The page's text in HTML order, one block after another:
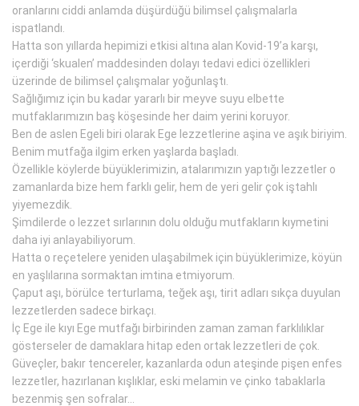
oranlarını ciddi anlamda düşürdüğü bilimsel çalışmalarla
ispatlandı.
Hatta son yıllarda hepimizi etkisi altına alan Kovid-19’a karşı,
içerdiği ‘skualen’ maddesinden dolayı tedavi edici özellikleri
üzerinde de bilimsel çalışmalar yoğunlaştı.
Sağlığımız için bu kadar yararlı bir meyve suyu elbette
mutfaklarımızın baş köşesinde her daim yerini koruyor.
Ben de aslen Egeli biri olarak Ege lezzetlerine aşina ve aşık biriyim.
Benim mutfağa ilgim erken yaşlarda başladı.
Özellikle köylerde büyüklerimizin, atalarımızın yaptığı lezzetler o
zamanlarda bize hem farklı gelir, hem de yeri gelir çok iştahlı
yiyemezdik.
Şimdilerde o lezzet sırlarının dolu olduğu mutfakların kıymetini
daha iyi anlayabiliyorum.
Hatta o reçetelere yeniden ulaşabilmek için büyüklerimize, köyün
en yaşlılarına sormaktan imtina etmiyorum.
Çaput aşı, börülce terturlama, teğek aşı, tirit adları sıkça duyulan
lezzetlerden sadece birkaçı.
İç Ege ile kıyı Ege mutfağı birbirinden zaman zaman farklılıklar
gösterseler de damaklara hitap eden ortak lezzetleri de çok.
Güveçler, bakır tencereler, kazanlarda odun ateşinde pişen enfes
lezzetler, hazırlanan kışlıklar, eski melamin ve çinko tabaklarla
bezenmiş şen sofralar…